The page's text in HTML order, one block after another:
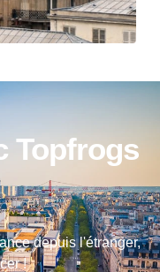
Topfrogs
depuis l'étranger,
!